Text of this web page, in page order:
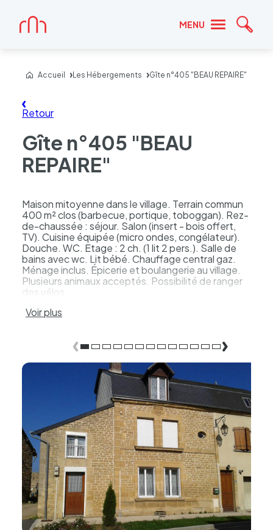
MENU
Accueil
Accueil Les Hébergements Gîte n°405 "BEAU REPAIRE"
Retour
Gîte n°405 "BEAU
REPAIRE"
Maison mitoyenne dans le village. Terrain commun
400 m² clos (barbecue, portique, toboggan). Rez-
de-chaussée : séjour. Salon (insert - bois offert,
TV). Cuisine équipée (micro ondes, congélateur).
Douche. WC. Etage : 2 ch. (1 lit 2 pers.). Salle de
bains avec wc. Lit bébé. Chauffage central gaz.
Ménage inclus. Épicerie et boulangerie au village.
Plusieurs animaux acceptés. Possibilité de ranger
des vélos.
Voir plus